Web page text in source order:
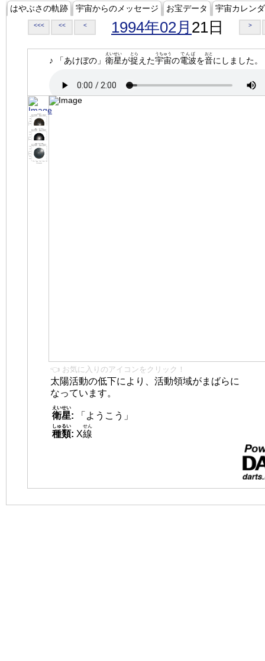
はやぶさの軌跡 宇宙からのメッセージ お宝データ 宇宙カレン
<<< << < 1994年02月 21日 >
♪ 「あけぼの」 衛星
えいせい
が捉
とら
えた宇宙
うちゅう
の電波
でんぱ
を音
おと
にしました。
👈 お気に入りのアイコンをクリック！
太陽活動の低下により、活動領域がまばらに
なっています。
衛星
えいせい
:
「ようこう」
種類
しゅるい
: X線
せん